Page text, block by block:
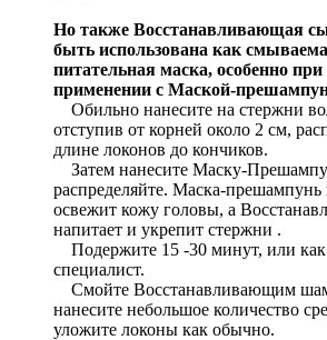
Но также Восстанавливающая
быть использована как
питательная маска, особенно
применении с Маской-
Обильно нанесите на стержни
отступив от корней около 2 см,
длине локонов до кончиков.
Затем нанесите Маску-
распределяйте. Маска-прешампунь
освежит кожу головы, а
напитает и укрепит стержни .
Подержите 15 -30 минут, или
специалист.
Смойте Восстанавливающим
нанесите небольшое количество
уложите локоны как обычно.